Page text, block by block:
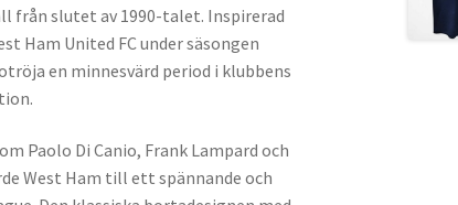
från slutet av 1990-talet. Inspirerad
Ham United FC under säsongen
en minnesvärd period i klubbens
Paolo Di Canio, Frank Lampard och
West Ham till ett spännande och